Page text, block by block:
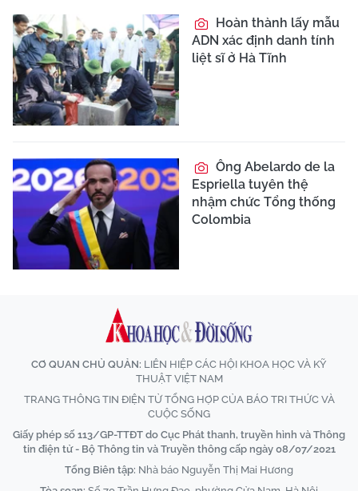
Hoàn thành lấy mẫu
ADN xác định danh tính
liệt sĩ ở Hà Tĩnh
Ông Abelardo de la
Espriella tuyên thệ
nhậm chức Tổng thống
Colombia
CƠ QUAN CHỦ QUẢN: LIÊN HIỆP CÁC HỘI KHOA HỌC VÀ KỸ
THUẬT VIỆT NAM
TRANG THÔNG TIN ĐIỆN TỬ TỔNG HỢP CỦA BÁO TRI THỨC VÀ
CUỘC SỐNG
Giấy phép số 113/GP-TTĐT do Cục Phát thanh, truyền hình và Thông
tin điện tử - Bộ Thông tin và Truyền thông cấp ngày 08/07/2021
Tổng Biên tập: Nhà báo Nguyễn Thị Mai Hương